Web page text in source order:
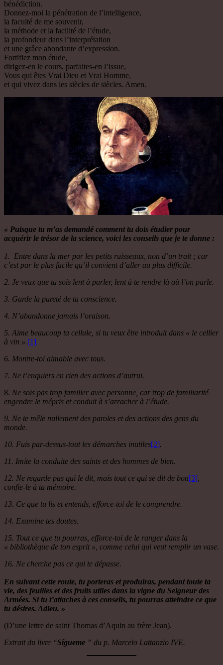
bénédiction.
Donnez-moi la pénétration de l’intelligence,
la faculté de me souvenir,
la méthode et la facilité de l’étude,
la profondeur dans l’interprétation
et une grâce abondante d’expression.
Fortifiez mon étude,
dirigez-en le cours, parfaites-en l’issue,
Vous qui êtes Vrai Dieu et Vrai Homme,
et qui vivez dans les siècles de siècles. Amen.
« Puisque tu m’as demandé comment tu dois étudier pour
acquérir le trésor de la science, voici les conseils que je te donne :
1. Entre dans la mer par les petits ruisseaux, non d’un trait ; car
c’est par le plus facile qu’il convient d’aller au plus difficile.
2. Je veux que tu sois lent à parler, lent à te rendre là où l’on parle.
3. Garde la pureté de ta conscience.
4. N’abandonne jamais l’oraison.
5. Aime beaucoup ta cellule, si tu veux être introduit dans « le cellier
à vin ».[1]
6. Montre-toi aimable avec tous.
7. Ne t’enquiers en rien des actions d’autrui.
8. Ne sois pas trop familier avec personne, car trop de familiarité
engendre le mépris et conduit à s’arracher à l’étude.
9. Ne te mêle nullement des paroles et des actions des gens du
monde.
10. Fuis par-dessus-tout les démarches inutiles[2].
11. Imite la conduite des saints et des hommes de bien.
12. Ne regarde pas qui le dit, mais tout ce qui se dit de bon[3]
confie-le à ta mémoire.
13. Ce que tu lis et entends, efforce-toi de le comprendre.
14. Examine tes doutes.
15. Tout ce que tu pourras, efforce-toi de le ranger dans la
« bibliothèque de ton esprit », comme celui qui veut remplir un vase.
16. Ne cherche pas ce qui te dépasse.
En suivant cette route, tu porteras et produiras, pendant toute ta
vie, des feuilles et des fruits utiles dans la vigne du Seigneur des
Armées. Si tu t’attaches à ces conseils, tu pourras atteindre ce que
tu désires. Adieu. »
(D’une lettre de saint Thomas d’Aquin au frère Jean).
Extrait du livre “Sígueme ” du p. Marcelo Lattanzio IVE.